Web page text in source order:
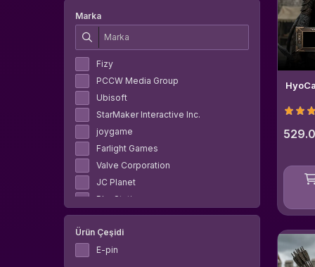
Marka
Fizy
PCCW Media Group
Ubisoft
StarMaker Interactive Inc.
joygame
Farlight Games
Valve Corporation
JC Planet
PlayStation
Deathko
NetEase Games
Grinding Gear Games
Ürün Çeşidi
E-pin